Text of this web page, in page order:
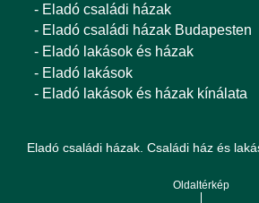
- Eladó családi házak
- Eladó családi házak Budapesten
- Eladó lakások és házak
- Eladó lakások
- Eladó lakások és házak kínálata
Eladó családi házak. Családi ház és
Oldaltérkép